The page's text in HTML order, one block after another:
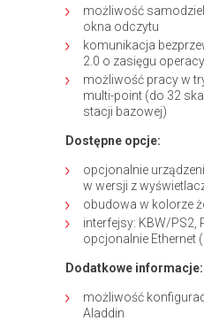
możliwość
okna odczytu
komunikacja
2.0 o zasięgu
możliwość pracy w
multi-point (do 32
stacji bazowej)
Dostępne opcje:
opcjonalnie
w wersji z
obudowa w kolorze
interfejsy: KBW/PS2,
opcjonalnie Ethernet
Dodatkowe informacje:
możliwość
Aladdin